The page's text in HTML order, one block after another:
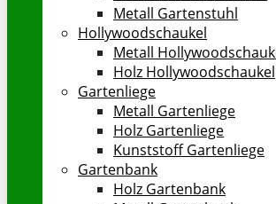
Metall Gartenstuhl
Hollywoodschaukel
Metall
Holz Hollywoodschaukel
Gartenliege
Metall Gartenliege
Holz Gartenliege
Kunststoff Gartenliege
Gartenbank
Holz Gartenbank